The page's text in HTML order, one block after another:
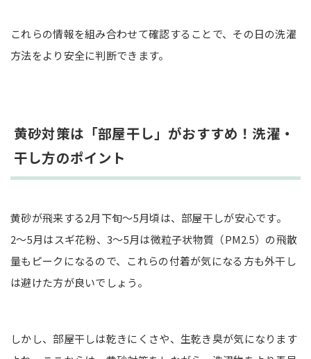
これらの情報を組み合わせて確認することで、その日の洗濯
方法をより安全に判断できます。
黄砂対策は「部屋干し」がおすすめ！洗濯・
干し方のポイント
黄砂が飛来する2月下旬〜5月頃は、部屋干しが安心です。
2〜5月はスギ花粉、3〜5月は微粒子状物質（PM2.5）の飛散
量もピークになるので、これらの付着が気になる方も外干し
は避けた方が良いでしょう。
しかし、部屋干しは乾きにくさや、生乾き臭が気になります